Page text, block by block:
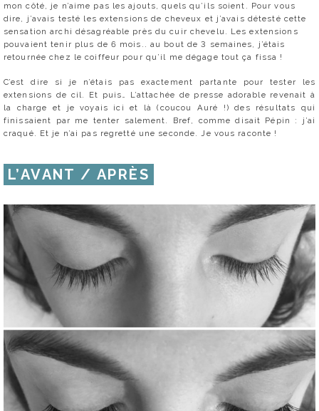
mon côté, je n’aime pas les ajouts, quels qu’ils soient. Pour vous
dire, j’avais testé les extensions de cheveux et j’avais détesté cette
sensation archi désagréable près du cuir chevelu. Les extensions
pouvaient tenir plus de 6 mois.. au bout de 3 semaines, j’étais
retournée chez le coiffeur pour qu’il me dégage tout ça fissa !
C’est dire si je n’étais pas exactement partante pour tester les
extensions de cil. Et puis… L’attachée de presse adorable revenait à
la charge et je voyais ici et là (coucou Auré !) des résultats qui
finissaient par me tenter salement. Bref, comme disait Pépin : j’ai
craqué. Et je n’ai pas regretté une seconde. Je vous raconte !
L’AVANT / APRÈS